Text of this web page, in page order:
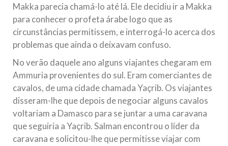
Makka parecia chamá-lo até lá. Ele decidiu ir a Makka
para conhecer o profeta árabe logo que as
circunstâncias permitissem, e interrogá-lo acerca dos
problemas que ainda o deixavam confuso.
No verão daquele ano alguns viajantes chegaram em
Ammuria provenientes do sul. Eram comerciantes de
cavalos, de uma cidade chamada Yaçrib. Os viajantes
disseram-lhe que depois de negociar alguns cavalos
voltariam a Damasco para se juntar a uma caravana
que seguiria a Yaçrib. Salman encontrou o líder da
caravana e solicitou-lhe que permitisse viajar com